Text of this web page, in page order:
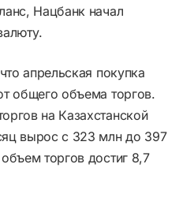
Нацбанк начал
апрельская покупка
общего объема торгов.
на Казахстанской
вырос с 323 млн до 397
торгов достиг 8,7